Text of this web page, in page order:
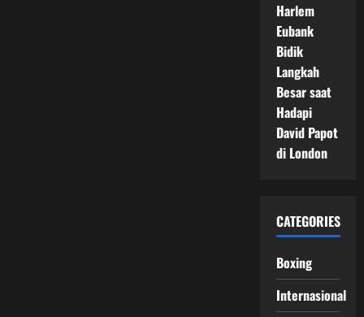
Harlem
Eubank
Bidik
Langkah
Besar saat
Hadapi
David Papot
di London
CATEGORIES
Boxing
Internasional